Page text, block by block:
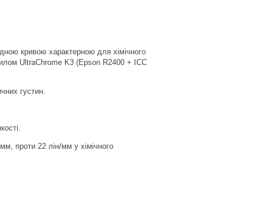
кривою характерною для хімічного
UltraChrome K3 (Epson R2400 + ICC
густин.
проти 22 лін/мм у хімічного